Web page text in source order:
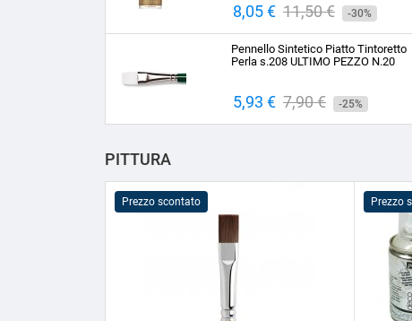
Prezzo
8,05 € Prezzo
base
11,50 € -30%
Pennello Sintetico Piatto Tintoretto
Perla s.208 ULTIMO PEZZO N.20
Prezzo
5,93 € Prezzo
base
7,90 € -25%
PITTURA
Prezzo scontato Prezzo